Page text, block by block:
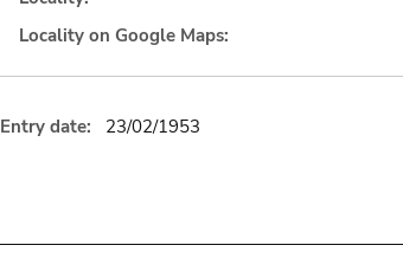
Locality on Google Maps:
Entry date: 23/02/1953